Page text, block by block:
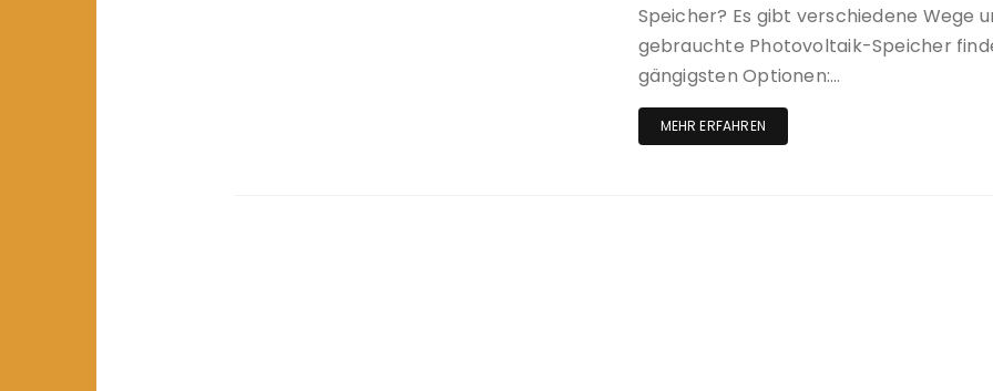
Speicher? Es gibt verschiedene Wege
gebrauchte Photovoltaik-Speicher
gängigsten Optionen:…
MEHR ERFAHREN